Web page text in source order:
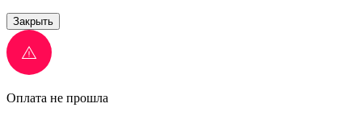
Закрыть
Оплата не прошла